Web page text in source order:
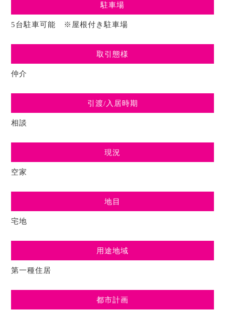
駐車場
5台駐車可能 ※屋根付き駐車場
取引態様
仲介
引渡/入居時期
相談
現況
空家
地目
宅地
用途地域
第一種住居
都市計画